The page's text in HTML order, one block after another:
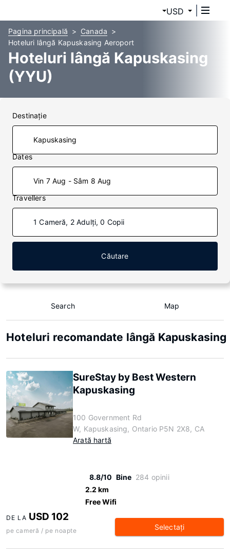
USD
Pagina principală
Canada
Hoteluri lângă Kapuskasing Aeroport
Hoteluri lângă Kapuskasing
(YYU)
Destinaţie
Dates
Vin 7 Aug - Sâm 8 Aug
Travellers
1 Cameră, 2 Adulți, 0 Copii
Căutare
Search Map
Hoteluri recomandate lângă Kapuskasing
SureStay by Best Western
Kapuskasing
100 Government Rd
W, Kapuskasing, Ontario P5N 2X8, CA
Arată hartă
8.8/10 Bine 284 opinii
2.2 km
Free Wifi
DE LA USD 102
pe cameră / pe noapte Selectaţi